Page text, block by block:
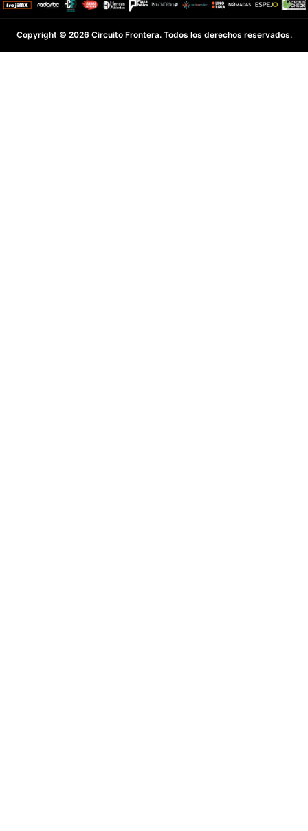
Copyright © 2026 Circuito Frontera. Todos los derechos reservados.